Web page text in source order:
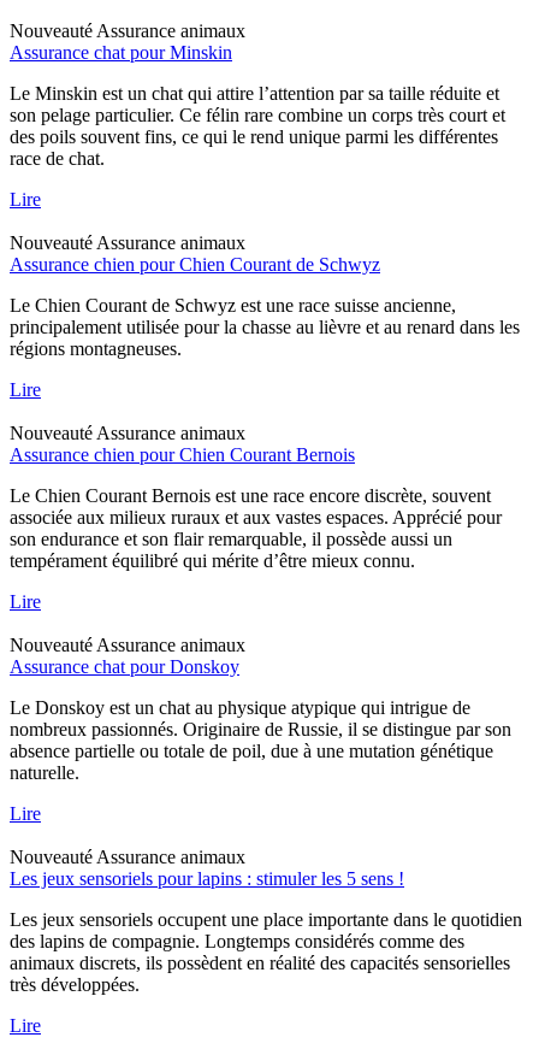
Nouveauté Assurance animaux
Assurance chat pour Minskin
Le Minskin est un chat qui attire l’attention par sa taille réduite et
son pelage particulier. Ce félin rare combine un corps très court et
des poils souvent fins, ce qui le rend unique parmi les différentes
race de chat.
Lire
Nouveauté Assurance animaux
Assurance chien pour Chien Courant de Schwyz
Le Chien Courant de Schwyz est une race suisse ancienne,
principalement utilisée pour la chasse au lièvre et au renard dans les
régions montagneuses.
Lire
Nouveauté Assurance animaux
Assurance chien pour Chien Courant Bernois
Le Chien Courant Bernois est une race encore discrète, souvent
associée aux milieux ruraux et aux vastes espaces. Apprécié pour
son endurance et son flair remarquable, il possède aussi un
tempérament équilibré qui mérite d’être mieux connu.
Lire
Nouveauté Assurance animaux
Assurance chat pour Donskoy
Le Donskoy est un chat au physique atypique qui intrigue de
nombreux passionnés. Originaire de Russie, il se distingue par son
absence partielle ou totale de poil, due à une mutation génétique
naturelle.
Lire
Nouveauté Assurance animaux
Les jeux sensoriels pour lapins : stimuler les 5 sens !
Les jeux sensoriels occupent une place importante dans le quotidien
des lapins de compagnie. Longtemps considérés comme des
animaux discrets, ils possèdent en réalité des capacités sensorielles
très développées.
Lire